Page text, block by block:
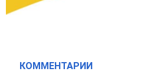
КОММЕНТАРИИ